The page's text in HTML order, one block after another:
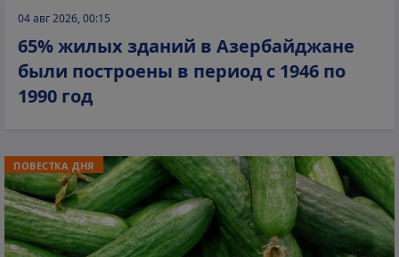
04 авг 2026, 00:15
65% жилых зданий в Азербайджане
были построены в период с 1946 по
1990 год
ПОВЕСТКА ДНЯ